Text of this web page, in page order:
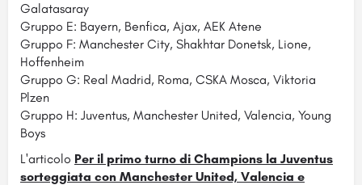
Galatasaray
Gruppo E: Bayern, Benfica, Ajax, AEK Atene
Gruppo F: Manchester City, Shakhtar Donetsk, Lione,
Hoffenheim
Gruppo G: Real Madrid, Roma, CSKA Mosca, Viktoria
Plzen
Gruppo H: Juventus, Manchester United, Valencia, Young
Boys
L'articolo Per il primo turno di Champions la Juventus
sorteggiata con Manchester United, Valencia e